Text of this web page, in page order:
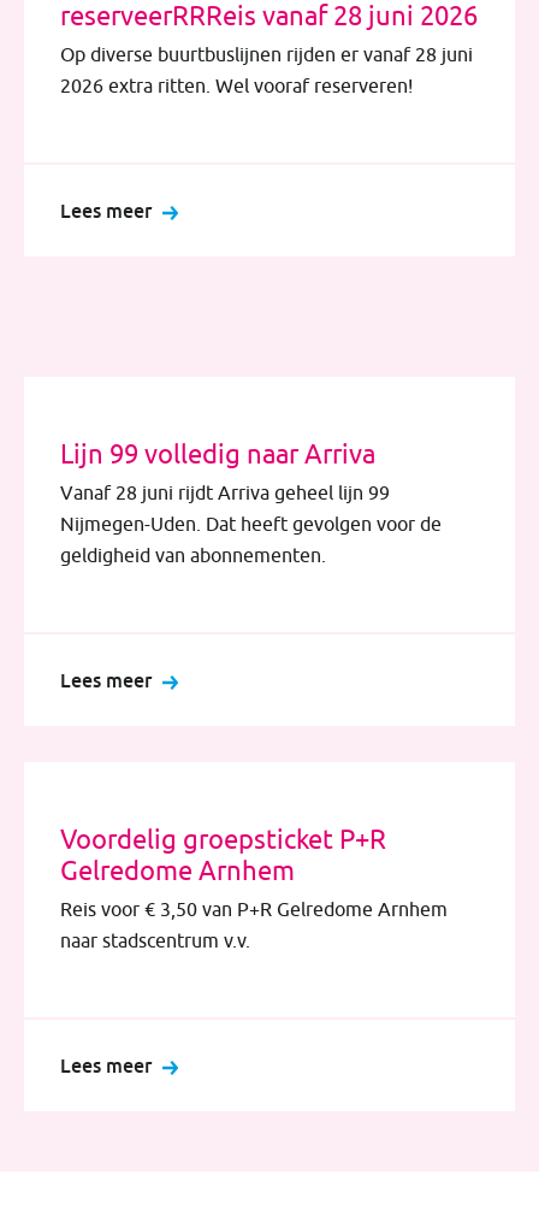
reserveerRRReis vanaf 28 juni 2026
Op diverse buurtbuslijnen rijden er vanaf 28 juni
2026 extra ritten. Wel vooraf reserveren!
Lees meer
Lijn 99 volledig naar Arriva
Vanaf 28 juni rijdt Arriva geheel lijn 99
Nijmegen-Uden. Dat heeft gevolgen voor de
geldigheid van abonnementen.
Lees meer
Voordelig groepsticket P+R
Gelredome Arnhem
Reis voor € 3,50 van P+R Gelredome Arnhem
naar stadscentrum v.v.
Lees meer